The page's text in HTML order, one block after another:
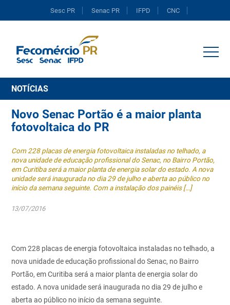
Sesc PR Senac PR IFPD CNC
NOTÍCIAS
Novo Senac Portão é a maior planta
fotovoltaica do PR
Com 228 placas de energia fotovoltaica instaladas no telhado, a
nova unidade de educação profissional do Senac, no Bairro Portão,
em Curitiba será a maior planta de energia solar do estado. A nova
unidade será inaugurada no dia 29 de julho e aberta ao público no
início da semana seguinte. Com a instalação dos painéis […]
13/07/2016
Com 228 placas de energia fotovoltaica instaladas no telhado, a
nova unidade de educação profissional do Senac, no Bairro
Portão, em Curitiba será a maior planta de energia solar do
estado. A nova unidade será inaugurada no dia 29 de julho e
aberta ao público no início da semana seguinte.